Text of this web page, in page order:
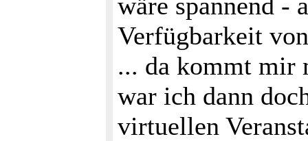
Verfügbarkeit
... da kommt mir
war ich dann
virtuellen